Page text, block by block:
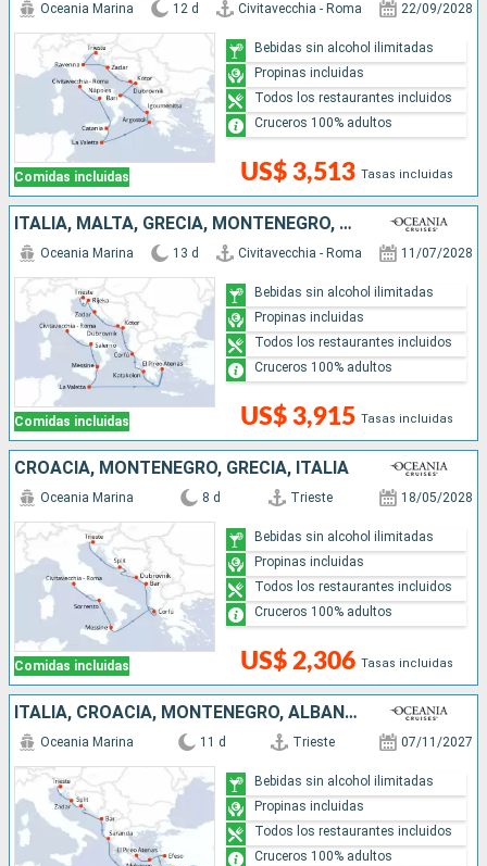
Comidas incluidas
Oceania Marina 12 d Civitavecchia - Roma 22/09/2028
US$ 3,513 Tasas incluidas
Bebidas sin alcohol ilimitadas
Propinas incluidas
Todos los restaurantes incluidos
Cruceros 100% adultos
ITALIA, MALTA, GRECIA, MONTENEGRO, CROACIA
Comidas incluidas
Oceania Marina 13 d Civitavecchia - Roma 11/07/2028
US$ 3,915 Tasas incluidas
Bebidas sin alcohol ilimitadas
Propinas incluidas
Todos los restaurantes incluidos
Cruceros 100% adultos
CROACIA, MONTENEGRO, GRECIA, ITALIA
Comidas incluidas
Oceania Marina 8 d Trieste 18/05/2028
US$ 2,306 Tasas incluidas
Bebidas sin alcohol ilimitadas
Propinas incluidas
Todos los restaurantes incluidos
Cruceros 100% adultos
ITALIA, CROACIA, MONTENEGRO, ALBANIA, GRECIA, TURQUÍA
Oceania Marina 11 d Trieste 07/11/2027
Bebidas sin alcohol ilimitadas
Propinas incluidas
Todos los restaurantes incluidos
Cruceros 100% adultos